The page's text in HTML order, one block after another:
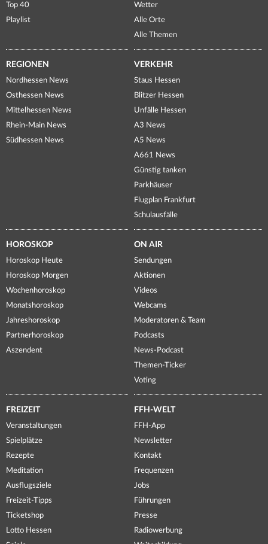
Top 40
Playlist
Wetter
Alle Orte
Alle Themen
REGIONEN
Nordhessen News
Osthessen News
Mittelhessen News
Rhein-Main News
Südhessen News
VERKEHR
Staus Hessen
Blitzer Hessen
Unfälle Hessen
A3 News
A5 News
A661 News
Günstig tanken
Parkhäuser
Flugplan Frankfurt
Schulausfälle
HOROSKOP
Horoskop Heute
Horoskop Morgen
Wochenhoroskop
Monatshoroskop
Jahreshoroskop
Partnerhoroskop
Aszendent
ON AIR
Sendungen
Aktionen
Videos
Webcams
Moderatoren & Team
Podcasts
News-Podcast
Themen-Ticker
Voting
FREIZEIT
Veranstaltungen
Spielplätze
Rezepte
Meditation
Ausflugsziele
Freizeit-Tipps
Ticketshop
Lotto Hessen
FFH-WELT
FFH-App
Newsletter
Kontakt
Frequenzen
Jobs
Führungen
Presse
Radiowerbung